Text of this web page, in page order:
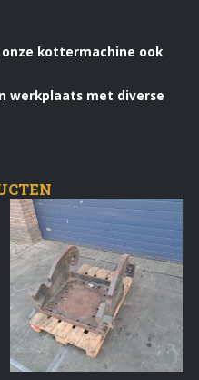
kottermachine ook
werkplaats met diverse